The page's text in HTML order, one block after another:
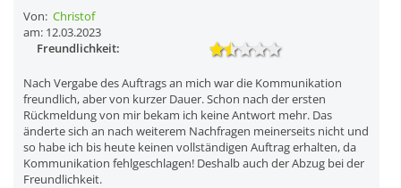
Von: Christof
am: 12.03.2023
Freundlichkeit:
Nach Vergabe des Auftrags an mich war die Kommunikation
freundlich, aber von kurzer Dauer. Schon nach der ersten
Rückmeldung von mir bekam ich keine Antwort mehr. Das
änderte sich an nach weiterem Nachfragen meinerseits nicht und
so habe ich bis heute keinen vollständigen Auftrag erhalten, da
Kommunikation fehlgeschlagen! Deshalb auch der Abzug bei der
Freundlichkeit.